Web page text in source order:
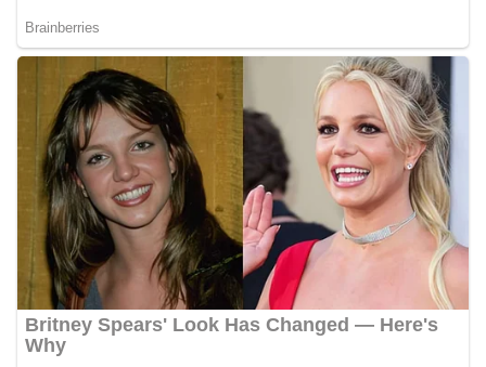
Warga‎Dalam kegiatan ini, Aiptu Muliyadi
Suraukur mendatangi warga secara langsung dari
rumah ke rumah untuk menjalin silaturahmi
sekaligus menyampaikan pesan-pesan
kamtibmas. Kehadiran petugas disambut baik
oleh warga, yang sebagian besar tengah bersiap
menyambut momentum HUT Kemerdekaan RI
dengan berbagai persiapan di lingkungan
masing-masing.‎Dalam dialog yang berlangsung
akrab, Bhabinkamtibmas menyapa warga,
menanyakan kondisi keamanan dan kenyamanan
lingkungan tempat tinggal, serta membuka ruang
komunikasi dua arah agar warga dapat
menyampaikan keluhan maupun informasi terkait
situasi kamtibmas di sekitar mereka.‎‎‎Salah satu